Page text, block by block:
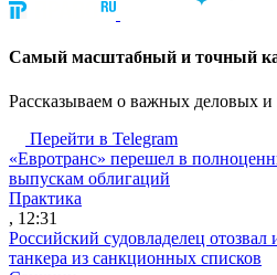
Cамый масштабный и точный
Рассказываем о важных деловых
Перейти в Telegram
«Евротранс» перешел в
выпускам облигаций
Практика
, 12:31
Российский судовладелец
танкера из санкционных списков